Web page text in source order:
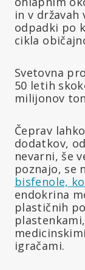
in v
odpadki po
cikla
Svetovna
50 letih
milijonov
Čeprav
dodatkov,
nevarni, še
poznajo, se
bisfenole,
endokrina
plastičnih
igračami.